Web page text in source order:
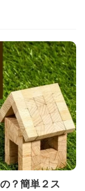
？簡単２ス